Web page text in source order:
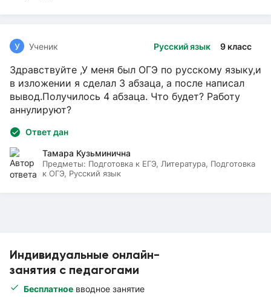
Индивидуальные онлайн-
занятия с педагогами
Бесплатное вводное занятие
Русский язык 9 класс
У Ученик
Здравствуйте ,У меня был ОГЭ по русскому языку,и
в изложении я сделал 3 абзаца, а после написал
вывод.Получилось 4 абзаца. Что будет? Работу
аннулируют?
Ответ дан
Тамара Кузьминична
Предметы: Подготовка к ЕГЭ, Литература, Подготовка
к ОГЭ, Русский язык